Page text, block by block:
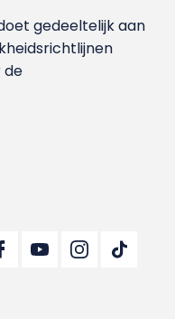
gedeeltelijk aan
de